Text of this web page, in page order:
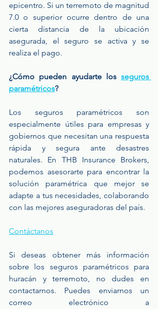
epicentro. Si un terremoto de magnitud
7.0 o superior ocurre dentro de una
cierta distancia de la ubicación
asegurada, el seguro se activa y se
realiza el pago.
¿Cómo pueden ayudarte los seguros
paramétricos?
Los seguros paramétricos son
especialmente útiles para empresas y
gobiernos que necesitan una respuesta
rápida y segura ante desastres
naturales. En THB Insurance Brokers,
podemos asesorarte para encontrar la
solución paramétrica que mejor se
adapte a tus necesidades, colaborando
con las mejores aseguradoras del país.
Contáctanos
Si deseas obtener más información
sobre los seguros paramétricos para
huracán y terremoto, no dudes en
contactarnos. Puedes enviarnos un